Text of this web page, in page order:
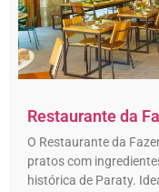
Restaurante da
O Restaurante da
pratos com
histórica de Paraty.